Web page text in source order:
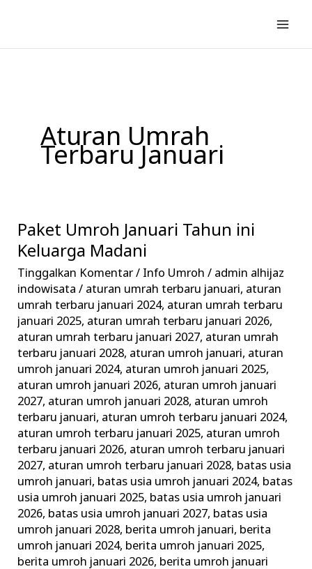
konten
Aturan Umrah
Terbaru Januari
Paket Umroh Januari Tahun ini
Keluarga Madani
Tinggalkan Komentar/ Info Umroh / admin alhijaz
indowisata/ aturan umrah terbaru januari, aturan
umrah terbaru januari 2024, aturan umrah terbaru
januari 2025, aturan umrah terbaru januari 2026,
aturan umrah terbaru januari 2027, aturan umrah
terbaru januari 2028, aturan umroh januari, aturan
umroh januari 2024, aturan umroh januari 2025,
aturan umroh januari 2026, aturan umroh januari
2027, aturan umroh januari 2028, aturan umroh
terbaru januari, aturan umroh terbaru januari 2024,
aturan umroh terbaru januari 2025, aturan umroh
terbaru januari 2026, aturan umroh terbaru januari
2027, aturan umroh terbaru januari 2028, batas usia
umroh januari, batas usia umroh januari 2024, batas
usia umroh januari 2025, batas usia umroh januari
2026, batas usia umroh januari 2027, batas usia
umroh januari 2028, berita umroh januari, berita
umroh januari 2024, berita umroh januari 2025,
berita umroh januari 2026, berita umroh januari
Paket
Umroh
Januari
Tahun
ini
Keluarga
Madani